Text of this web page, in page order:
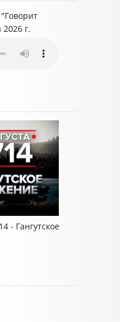
г.
- Гангутское